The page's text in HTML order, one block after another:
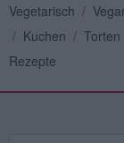
Vegetarisch /
/ Kuchen / Torten
Rezepte